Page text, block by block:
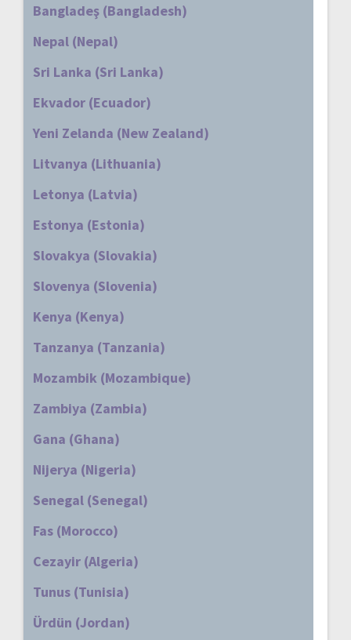
Bangladeş (Bangladesh)
Nepal (Nepal)
Sri Lanka (Sri Lanka)
Ekvador (Ecuador)
Yeni Zelanda (New Zealand)
Litvanya (Lithuania)
Letonya (Latvia)
Estonya (Estonia)
Slovakya (Slovakia)
Slovenya (Slovenia)
Kenya (Kenya)
Tanzanya (Tanzania)
Mozambik (Mozambique)
Zambiya (Zambia)
Gana (Ghana)
Nijerya (Nigeria)
Senegal (Senegal)
Fas (Morocco)
Cezayir (Algeria)
Tunus (Tunisia)
Ürdün (Jordan)